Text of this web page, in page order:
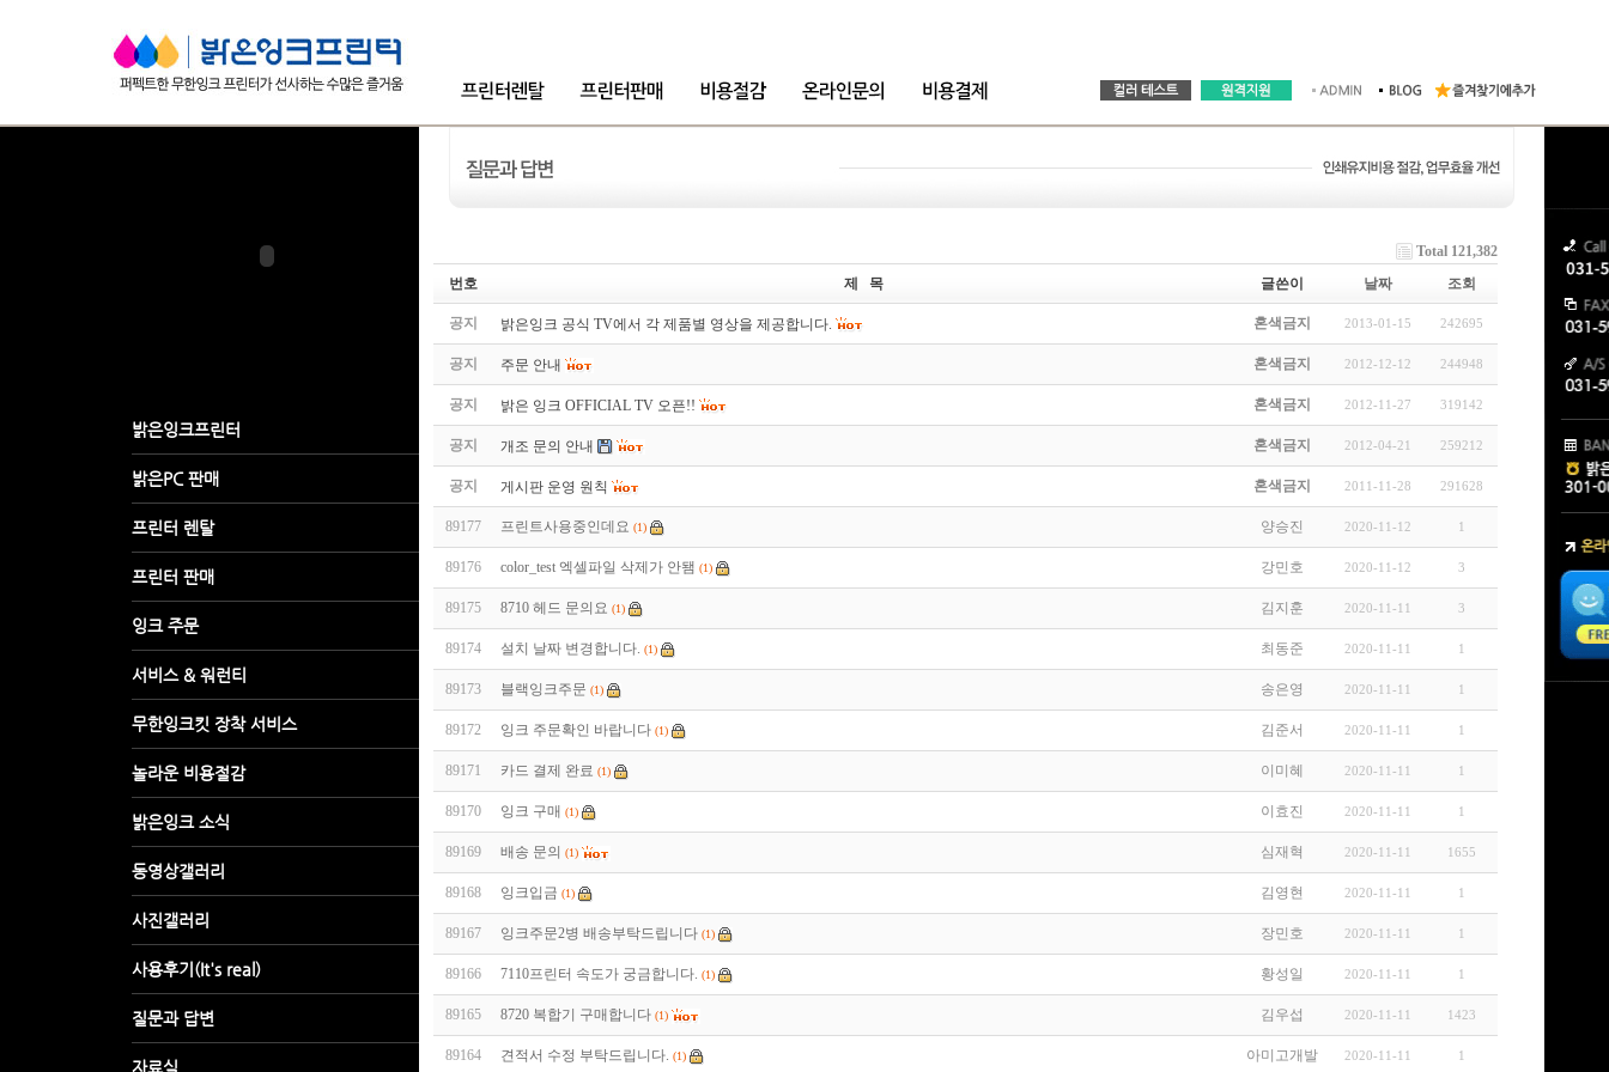
Total 121,382
번호
제 목 글쓴이 날짜 조회
공지 밝은잉크 공식 TV에서 각 제품별 영상을 제공합니다. 혼색금지 2013-01-15 242695
공지 주문 안내 혼색금지 2012-12-12 244948
공지 밝은 잉크 OFFICIAL TV 오픈!! 혼색금지 2012-11-27 319142
공지 개조 문의 안내 혼색금지 2012-04-21 259212
공지 게시판 운영 원칙 혼색금지 2011-11-28 291628
89177 프린트사용중인데요 (1) 양승진 2020-11-12 1
89176 color_test 엑셀파일 삭제가 안됌 (1) 강민호 2020-11-12 3
89175 8710 헤드 문의요 (1) 김지훈 2020-11-11 3
89174 설치 날짜 변경합니다. (1) 최동준 2020-11-11 1
89173 블랙잉크주문 (1) 송은영 2020-11-11 1
89172 잉크 주문확인 바랍니다 (1) 김준서 2020-11-11 1
89171 카드 결제 완료 (1) 이미혜 2020-11-11 1
89170 잉크 구매 (1) 이효진 2020-11-11 1
89169 배송 문의 (1) 심재혁 2020-11-11 1655
89168 잉크입금 (1) 김영현 2020-11-11 1
89167 잉크주문2병 배송부탁드립니다 (1) 장민호 2020-11-11 1
89166 7110프린터 속도가 궁금합니다. (1) 황성일 2020-11-11 1
89165 8720 복합기 구매합니다 (1) 김우섭 2020-11-11 1423
89164 견적서 수정 부탁드립니다. (1) 아미고개발 2020-11-11 1